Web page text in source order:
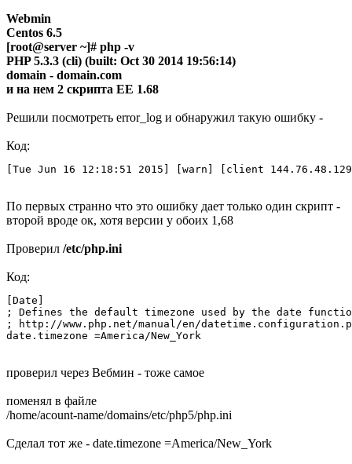
Webmin
Centos 6.5
[root@server ~]# php -v
PHP 5.3.3 (cli) (built: Oct 30 2014 19:56:14)
domain - domain.com
и на нем 2 скрипта EE 1.68
Решили посмотреть error_log и обнаружил такую ошибку -
Код:
[Tue Jun 16 12:18:51 2015] [warn] [client
По первых странно что это ошибку дает только один скрипт -
второй вроде ок, хотя версии у обоих 1,68
Проверил /etc/php.ini
Код:
[Date]
; Defines the default timezone used by the date
; http://www.php.net/manual/en/
date.timezone =America/New_York
проверил через Вебмин - тоже самое
поменял в файле
/home/acount-name/domains/etc/php5/php.ini
Сделал тот же - date.timezone =America/New_York